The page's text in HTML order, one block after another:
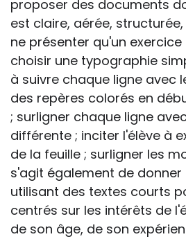
proposer des documents
est claire, aérée,
ne présenter qu'un
choisir une typographie
à suivre chaque ligne avec
des repères colorés en
; surligner chaque ligne
différente ; inciter l'élève à
de la feuille ; surligner les
s'agit également de donner
utilisant des textes courts
centrés sur les intérêts de
de son âge, de son